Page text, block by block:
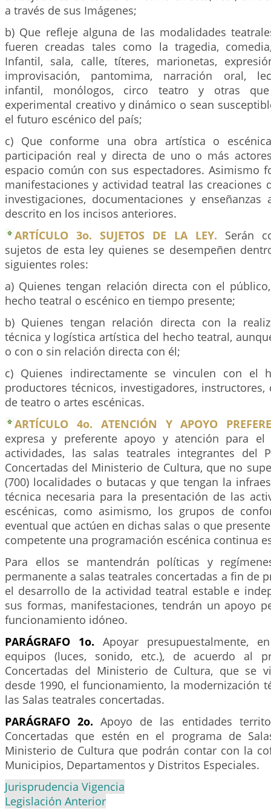
a través de sus Imágenes;
b) Que refleje alguna de las modalidades
fueren creadas tales como la tragedia,
Infantil, sala, calle, títeres, marionetas,
improvisación, pantomima, narración oral,
infantil, monólogos, circo teatro y otras que
experimental creativo y dinámico o sean
el futuro escénico del país;
c) Que conforme una obra artística o
participación real y directa de uno o más
espacio común con sus espectadores. Asimismo
manifestaciones y actividad teatral las creaciones
investigaciones, documentaciones y
descrito en los incisos anteriores.
ARTÍCULO 3o. SUJETOS DE LA LEY. Serán
sujetos de esta ley quienes se desempeñen
siguientes roles:
a) Quienes tengan relación directa con el
hecho teatral o escénico en tiempo presente;
b) Quienes tengan relación directa con la
técnica y logística artística del hecho teatral,
o con o sin relación directa con él;
c) Quienes indirectamente se vinculen con el
productores técnicos, investigadores,
de teatro o artes escénicas.
ARTÍCULO 4o. ATENCIÓN Y APOYO
expresa y preferente apoyo y atención para
actividades, las salas teatrales integrantes del
Concertadas del Ministerio de Cultura, que no
(700) localidades o butacas y que tengan la
técnica necesaria para la presentación de las
escénicas, como asimismo, los grupos de
eventual que actúen en dichas salas o que
competente una programación escénica continua
Para ellos se mantendrán políticas y
permanente a salas teatrales concertadas a fin de
el desarrollo de la actividad teatral estable e
sus formas, manifestaciones, tendrán un apoyo
funcionamiento idóneo.
PARÁGRAFO 1o. Apoyar presupuestalmente,
equipos (luces, sonido, etc.), de acuerdo al
Concertadas del Ministerio de Cultura, que se
desde 1990, el funcionamiento, la modernización
las Salas teatrales concertadas.
PARÁGRAFO 2o. Apoyo de las entidades
Concertadas que estén en el programa de
Ministerio de Cultura que podrán contar con la
Municipios, Departamentos y Distritos Especiales.
Jurisprudencia Vigencia
Legislación Anterior